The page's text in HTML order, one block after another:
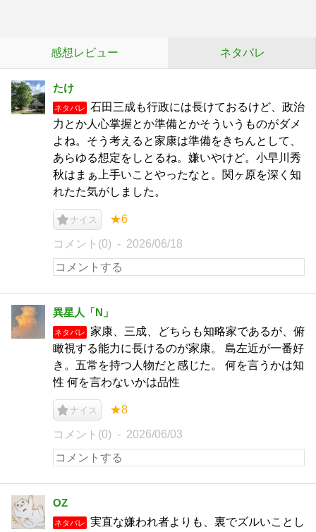
感想レビュー ネタバレ
たけ
ネタバレ
石田三成も行政には長けておるけど、政治
力とか人心掌握とか準備とかそういうものがダメ
よね。そう考えると家康は準備をきちんとして、
あらゆる想定をしとるね。嫌いやけど。小早川秀
秋はまぁ上手いことやったなと。関ヶ原を深く知
れたた気がしました。
ナイス ★6
コメント(0) 2026/06/18
異星人「N」
ネタバレ
家康、三成、どちらも知略家であるが、俯
瞰視する能力に長けるのが家康。 島左近が一番好
き。五常を持つ人物だと感じた。 何を言うかは知
性 何を言わないかは品性
ナイス ★8
コメント(0) 2026/06/03
OZ
ネタバレ
実直な嫌われ者よりも、裏でズルいことし